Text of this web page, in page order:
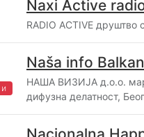
Naxi Active
RADIO ACTIVE друштво
Naša info
НАША ВИЗИЈА д.о.о.
дифузна делатност,